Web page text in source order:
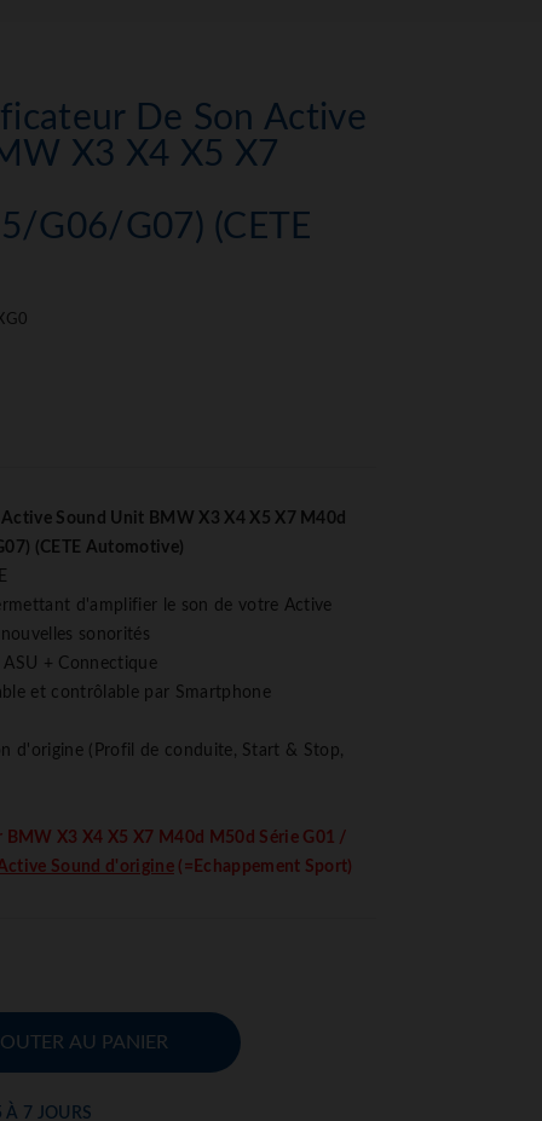
De Son Active
X3 X4 X5 X7
G06/G07) (CETE
Sound Unit BMW X3 X4 X5 X7 M40d
(CETE Automotive)
d'amplifier le son de votre Active
sonorités
+ Connectique
et contrôlable par Smartphone
d'origine (Profil de conduite, Start & Stop,
X3 X4 X5 X7 M40d M50d Série G01 /
Sound d'origine(=Echappement Sport)
AU PANIER
7 JOURS